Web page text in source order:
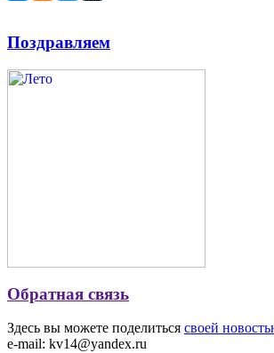
Поздравляем
Обратная связь
Здесь вы можете поделиться своей
e-mail: kv14@yandex.ru